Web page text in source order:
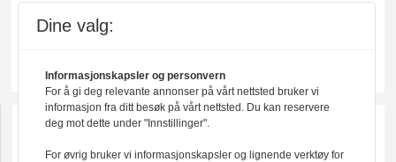
Dine valg:
Informasjonskapsler og personvern
For å gi deg relevante annonser på vårt nettsted bruker vi
informasjon fra ditt besøk på vårt nettsted. Du kan reservere
deg mot dette under "Innstillinger".
For øvrig bruker vi informasjonskapsler og lignende verktøy for